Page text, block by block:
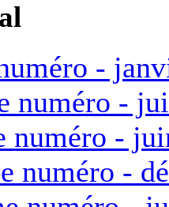
-
numéro -
numéro -
numéro -